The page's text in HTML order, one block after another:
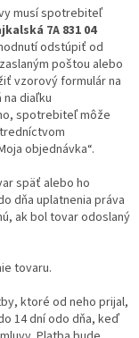
musí spotrebiteľ
7A 831 04
odstúpiť od
poštou alebo
vzorový formulár na
diaľku
spotrebiteľ môže
objednávka“.
späť alebo ho
dňa uplatnenia práva
ak bol tovar odoslaný
tovaru.
ktoré od neho prijal,
14 dní odo dňa, keď